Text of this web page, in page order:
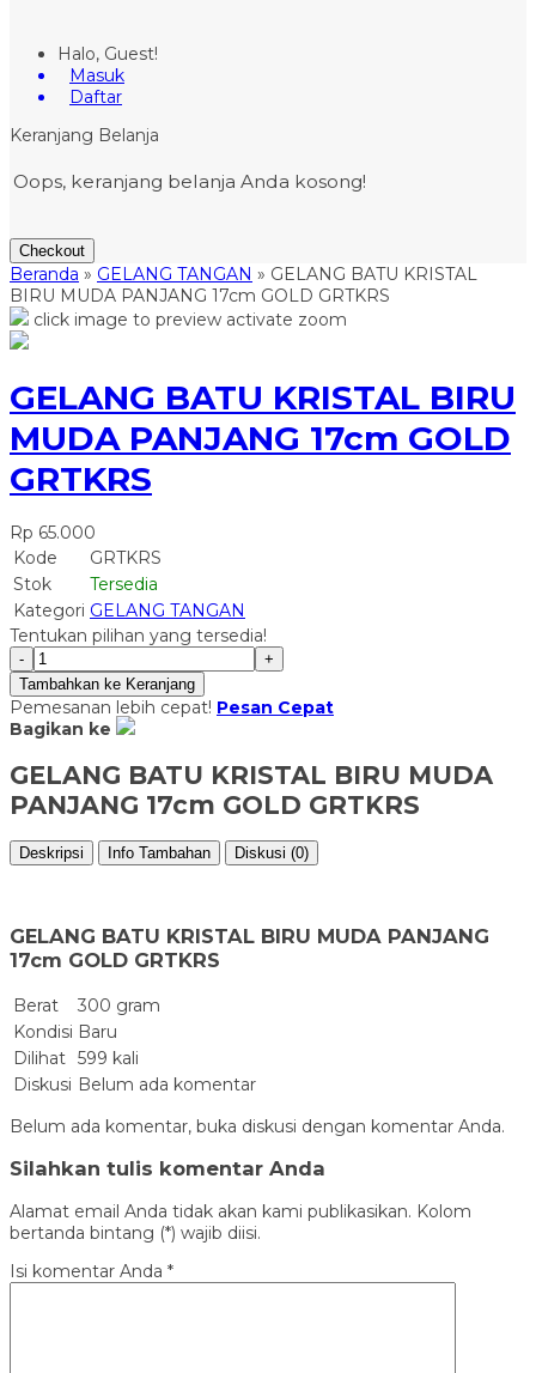
Halo, Guest!
Masuk
Daftar
Keranjang Belanja
Oops, keranjang belanja Anda kosong!
Checkout
Beranda » GELANG TANGAN » GELANG BATU KRISTAL
BIRU MUDA PANJANG 17cm GOLD GRTKRS
click image to preview activate zoom
GELANG BATU KRISTAL BIRU
MUDA PANJANG 17cm GOLD
GRTKRS
Rp 65.000
Kode
GRTKRS
Stok
Tersedia
Kategori GELANG TANGAN
Tentukan pilihan yang tersedia!
-
+
Tambahkan ke Keranjang
Pemesanan lebih cepat! Pesan Cepat
Bagikan ke
GELANG BATU KRISTAL BIRU MUDA
PANJANG 17cm GOLD GRTKRS
Deskripsi Info Tambahan Diskusi (0)
GELANG BATU KRISTAL BIRU MUDA PANJANG
17cm GOLD GRTKRS
Berat
300 gram
Kondisi Baru
Dilihat 599 kali
Diskusi Belum ada komentar
Belum ada komentar, buka diskusi dengan komentar Anda.
Silahkan tulis komentar Anda
Alamat email Anda tidak akan kami publikasikan. Kolom
bertanda bintang (*) wajib diisi.
Isi komentar Anda *